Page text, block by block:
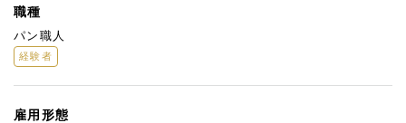
職種
パン職人
経験者
雇用形態